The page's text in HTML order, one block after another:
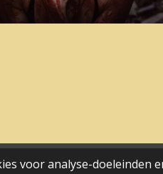
voor analyse-doeleinden
wesgeco